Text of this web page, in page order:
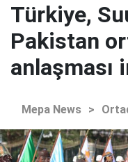
Türkiye,
Pakistan
anlaşması
Mepa News >